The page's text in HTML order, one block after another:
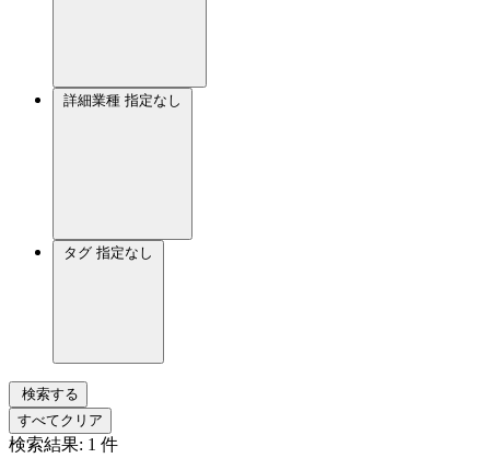
詳細業種 指定なし
タグ 指定なし
検索する
すべてクリア
検索結果: 1 件